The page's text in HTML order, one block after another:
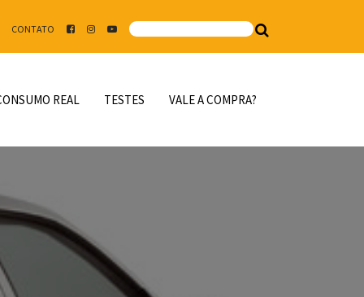
CONTATO
REAL TESTES VALE A COMPRA?